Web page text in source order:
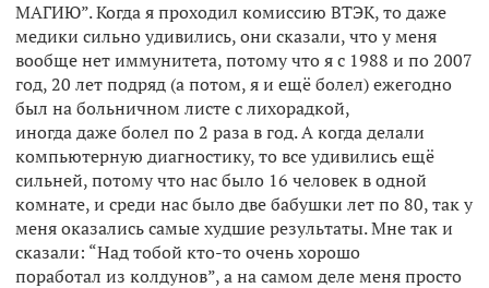
МАГИЮ”. Когда я проходил комиссию ВТЭК, то даже
медики сильно удивились, они сказали, что у меня
вообще нет иммунитета, потому что я с 1988 и по 2007
год, 20 лет подряд (а потом, я и ещё болел) ежегодно
был на больничном листе с лихорадкой,
иногда даже болел по 2 раза в год. А когда делали
компьютерную диагностику, то все удивились ещё
сильней, потому что нас было 16 человек в одной
комнате, и среди нас было две бабушки лет по 80, так у
меня оказались самые худшие результаты. Мне так и
сказали: “Над тобой кто-то очень хорошо
поработал из колдунов”, а на самом деле меня просто